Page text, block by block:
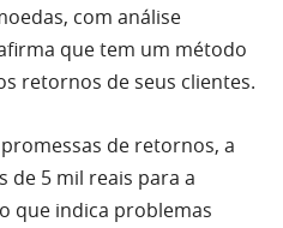
com análise
que tem um método
retornos de seus clientes.
de retornos, a
de 5 mil reais para a
que indica problemas